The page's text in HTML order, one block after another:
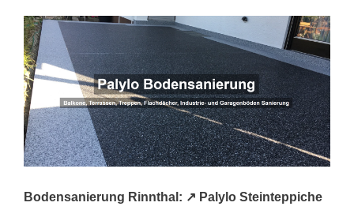
Bodensanierung Rinnthal: ↗️ Palylo Steinteppiche